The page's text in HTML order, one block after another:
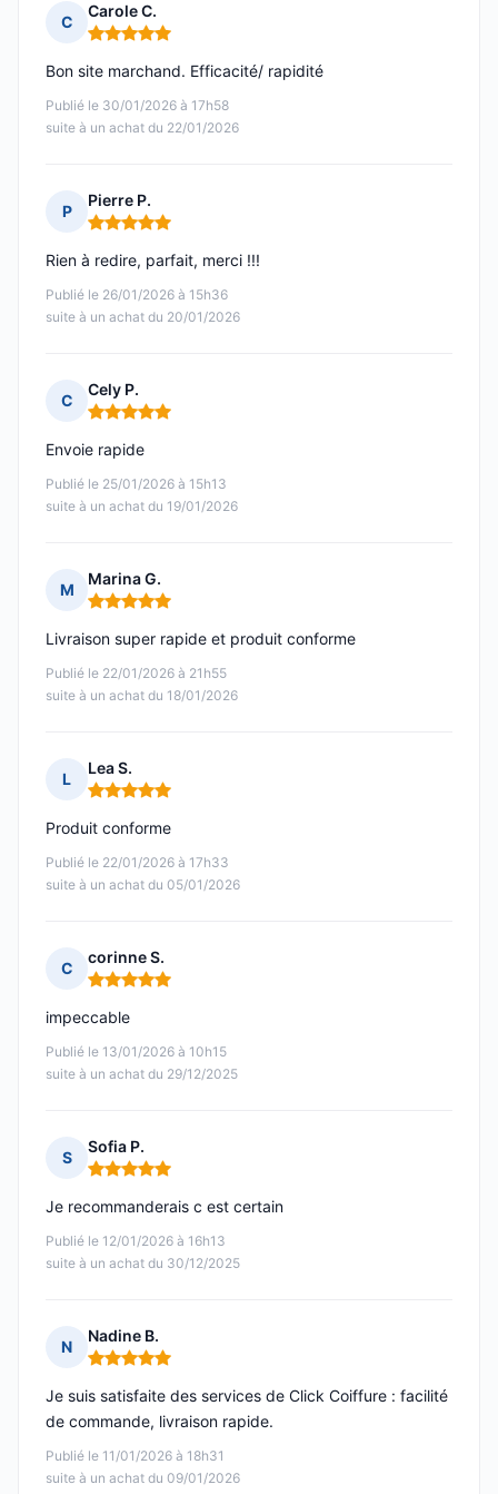
C
Carole C.
Note : 5 sur 5
Publié le 30/01/2026 à 17h58
suite à un achat du 22/01/2026
Bon site marchand. Efficacité/ rapidité
P
Pierre P.
Note : 5 sur 5
Publié le 26/01/2026 à 15h36
suite à un achat du 20/01/2026
Rien à redire, parfait, merci !!!
C
Cely P.
Note : 5 sur 5
Publié le 25/01/2026 à 15h13
suite à un achat du 19/01/2026
Envoie rapide
M
Marina G.
Note : 5 sur 5
Publié le 22/01/2026 à 21h55
suite à un achat du 18/01/2026
Livraison super rapide et produit conforme
L
Lea S.
Note : 5 sur 5
Publié le 22/01/2026 à 17h33
suite à un achat du 05/01/2026
Produit conforme
C
corinne S.
Note : 5 sur 5
Publié le 13/01/2026 à 10h15
suite à un achat du 29/12/2025
impeccable
S
Sofia P.
Note : 5 sur 5
Publié le 12/01/2026 à 16h13
suite à un achat du 30/12/2025
Je recommanderais c est certain
N
Nadine B.
Note : 5 sur 5
Publié le 11/01/2026 à 18h31
suite à un achat du 09/01/2026
Je suis satisfaite des services de Click Coiffure : facilité
de commande, livraison rapide.